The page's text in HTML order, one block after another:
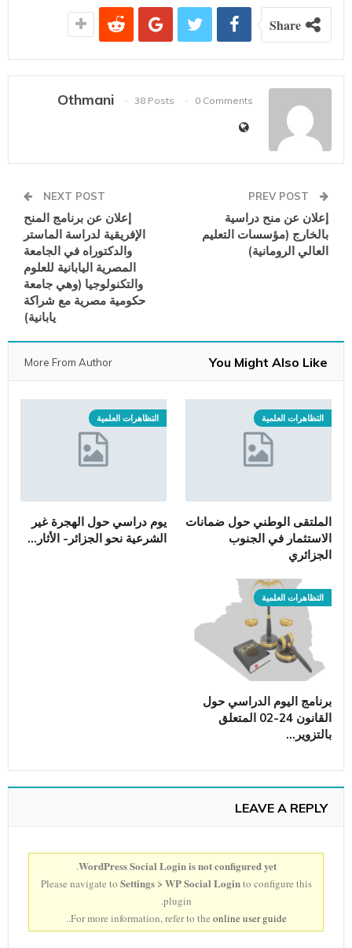
Share
Othmani 38 Posts 0 Comments
إعلان عن منح دراسية
بالخارج (مؤسسات التعليم
العالي الرومانية)
NEXT POST
إعلان عن برنامج المنح
الإفريقية لدراسة الماستر
والدكتوراه في الجامعة
المصرية اليابانية للعلوم
والتكنولوجيا (وهي جامعة
حكومية مصرية مع شراكة
يابانية)
You Might Also Like
More From Author
التظاهرات العلمية
الملتقى الوطني حول ضمانات
الاستثمار في الجنوب
الجزائري
التظاهرات العلمية
يوم دراسي حول الهجرة غير
الشرعية نحو الجزائر- اﻷثار…
التظاهرات العلمية
برنامج اليوم الدراسي حول
القانون 24-02 المتعلق
بالتزوير…
LEAVE A REPLY
WordPress Social Login is not configured yet
.
Please navigate to Settings > WP Social Loginto configure this
plugin.
For more information, refer to the online user guide
..